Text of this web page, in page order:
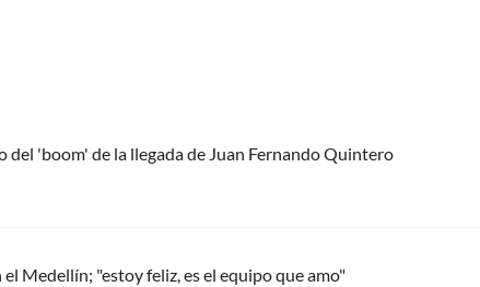
'boom' de la llegada de Juan Fernando Quintero
Medellín; "estoy feliz, es el equipo que amo"